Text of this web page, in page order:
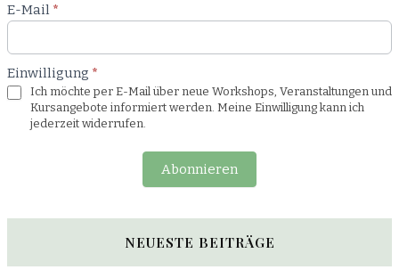
E-Mail *
Einwilligung *
Ich möchte per E-Mail über neue Workshops, Veranstaltungen und
Kursangebote informiert werden. Meine Einwilligung kann ich
jederzeit widerrufen.
Abonnieren
NEUESTE BEITRÄGE